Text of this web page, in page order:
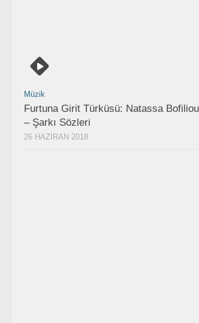
Müzik
Furtuna Girit Türküsü: Natassa Bofiliou
– Şarkı Sözleri
26 HAZIRAN 2018